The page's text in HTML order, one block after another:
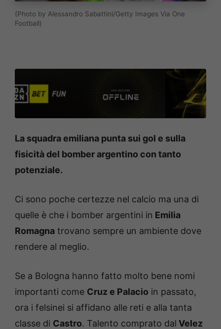
(Photo by Alessandro Sabattini/Getty Images Via One
Football)
La squadra emiliana punta sui gol e sulla
fisicità del bomber argentino con tanto
potenziale.
Ci sono poche certezze nel calcio ma una di
quelle è che i bomber argentini in Emilia
Romagna trovano sempre un ambiente dove
rendere al meglio.
Se a Bologna hanno fatto molto bene nomi
importanti come Cruz e Palacio in passato,
ora i felsinei si affidano alle reti e alla tanta
classe di Castro. Talento comprato dal Velez